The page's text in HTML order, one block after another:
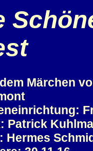
Märchen
Patrick
Hermes